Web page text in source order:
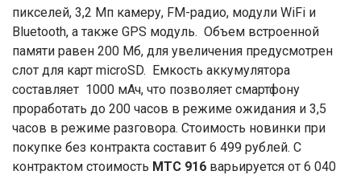
пикселей, 3,2 Мп камеру, FM-радио, модули WiFi и
Bluetooth, а также GPS модуль. Объем встроенной
памяти равен 200 Мб, для увеличения предусмотрен
слот для карт microSD. Емкость аккумулятора
составляет 1000 мАч, что позволяет смартфону
проработать до 200 часов в режиме ожидания и 3,5
часов в режиме разговора. Стоимость новинки при
покупке без контракта составит 6 499 рублей. С
контрактом стоимость МТС 916 варьируется от 6 040